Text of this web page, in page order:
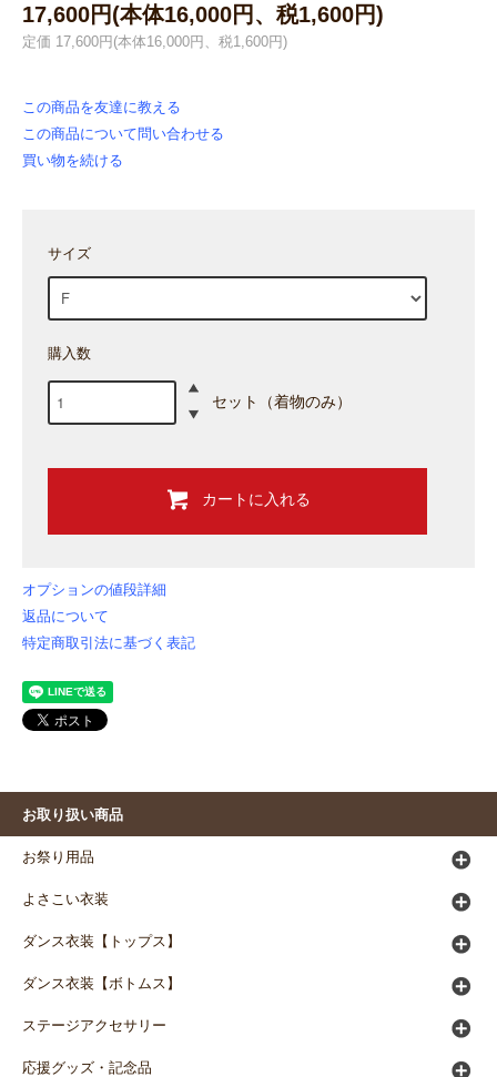
17,600円(本体16,000円、税1,600円)
定価 17,600円(本体16,000円、税1,600円)
この商品を友達に教える
この商品について問い合わせる
買い物を続ける
サイズ
購入数
セット（着物のみ）
カートに入れる
オプションの値段詳細
返品について
特定商取引法に基づく表記
お取り扱い商品
お祭り用品
よさこい衣装
ダンス衣装【トップス】
ダンス衣装【ボトムス】
ステージアクセサリー
応援グッズ・記念品